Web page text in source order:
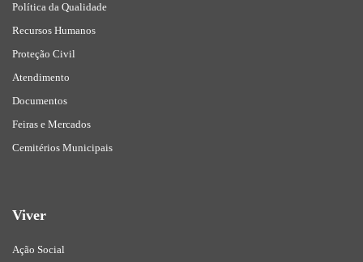
Política da Qualidade
Recursos Humanos
Proteção Civil
Atendimento
Documentos
Feiras e Mercados
Cemitérios Municipais
Viver
Ação Social